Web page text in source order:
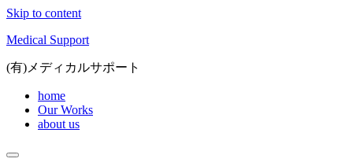
Skip to content
Medical Support
(有)メディカルサポート
home
Our Works
about us